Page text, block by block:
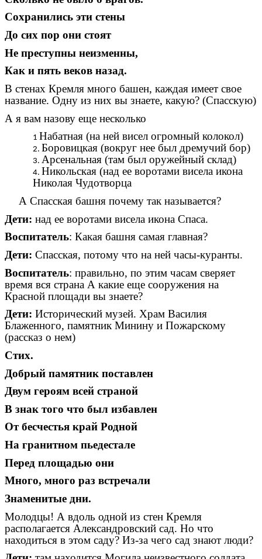
Сохранились эти стены
До сих пор они стоят
Не преступны неизменны,
Как и пять веков назад.
В стенах Кремля много башен, каждая имеет свое
название. Одну из них вы знаете, какую? (Спасскую)
А я вам назову еще несколько
Набатная (на ней висел огромный колокол)
Боровицкая (вокруг нее был дремучий бор)
Арсенальная (там был оружейный склад)
Никольская (над ее воротами висела икона
Николая Чудотворца
А Спасская башня почему так называется?
Дети: над ее воротами висела икона Спаса.
Воспитатель: Какая башня самая главная?
Дети: Спасская, потому что на ней часы-куранты.
Воспитатель: правильно, по этим часам сверяет
время вся страна А какие еще сооружения на
Красной площади вы знаете?
Дети: Исторический музей. Храм Василия
Блаженного, памятник Минину и Пожарскому
(рассказ о нем)
Стих.
Добрый памятник поставлен
Двум героям всей страной
В знак того что был избавлен
От бесчестья край Родной
На гранитном пьедестале
Перед площадью они
Много, много раз встречали
Знаменитые дни.
Молодцы! А вдоль одной из стен Кремля
располагается Александровский сад. Но что
находиться в этом саду? Из-за чего сад знают люди?